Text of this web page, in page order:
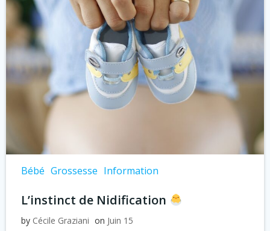
Bébé Grossesse Information
L’instinct de Nidification
by Cécile Graziani on Juin 15